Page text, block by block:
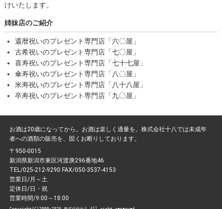
けいたします。
姉妹店のご紹介
還暦祝いのプレゼント専門店「六〇屋」
古希祝いのプレゼント専門店「七〇屋」
喜寿祝いのプレゼント専門店「七十七屋」
傘寿祝いのプレゼント専門店「八〇屋」
米寿祝いのプレゼント専門店「八十八屋」
卒寿祝いのプレゼント専門店「九〇屋」
お酒は20歳になってから。お酒は楽しく適量を。株式会社十八では未成年
者への酒類の販売を、固くお断りしております。
〒950-0015
新潟県新潟市東区河渡庚296番地46
TEL/025-212-9290 FAX/050-3537-4153
営業日/月～土
定休日/日・祝
営業時間/9:00～18:00